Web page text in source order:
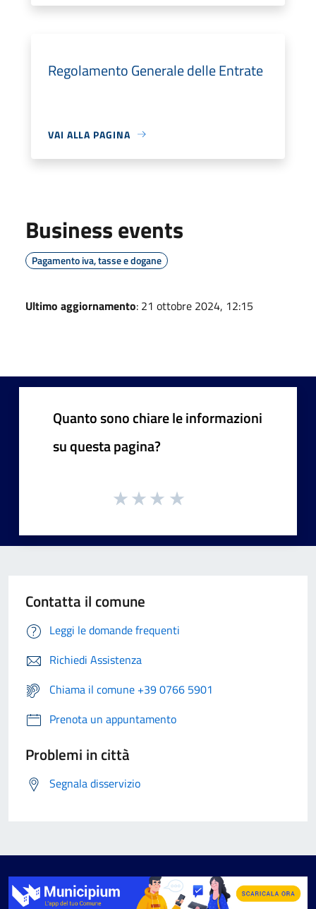
Regolamento Generale delle Entrate
VAI ALLA PAGINA
Business events
Pagamento iva, tasse e dogane
Ultimo aggiornamento: 21 ottobre 2024, 12:15
Quanto sono chiare le informazioni
su questa pagina?
Contatta il comune
Leggi le domande frequenti
Richiedi Assistenza
Chiama il comune +39 0766 5901
Prenota un appuntamento
Problemi in città
Segnala disservizio